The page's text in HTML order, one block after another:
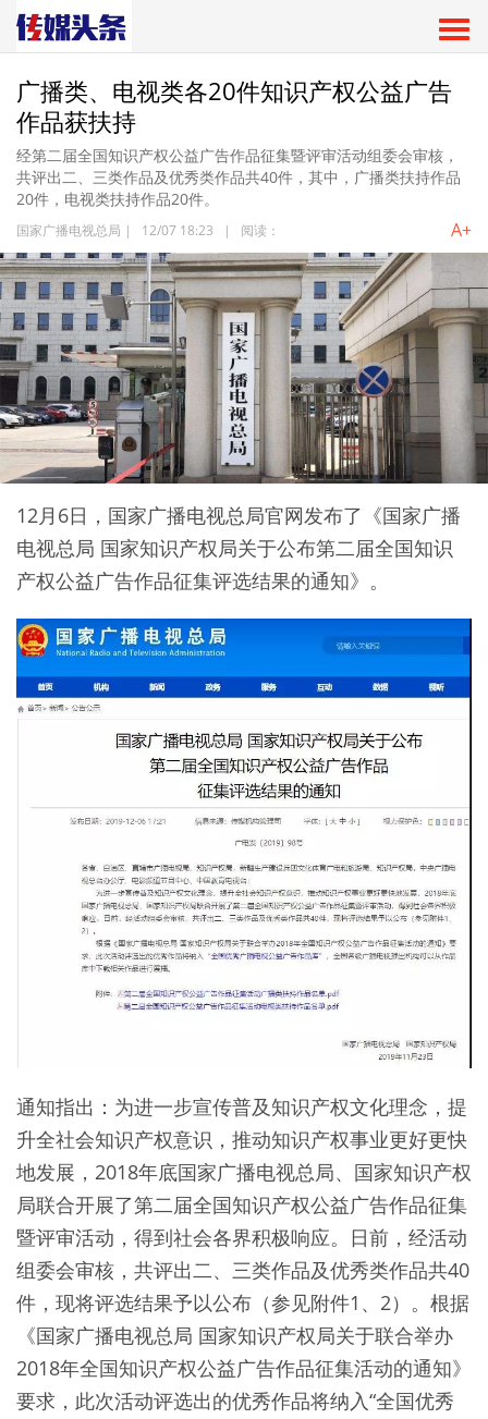
广播类、电视类各20件知识产权公益广告
作品获扶持
经第二届全国知识产权公益广告作品征集暨评审活动组委会审核，
共评出二、三类作品及优秀类作品共40件，其中，广播类扶持作品
20件，电视类扶持作品20件。
国家广播电视总局 | 12/07 18:23 | 阅读： A+
12月6日，国家广播电视总局官网发布了《国家广播
电视总局 国家知识产权局关于公布第二届全国知识
产权公益广告作品征集评选结果的通知》。
通知指出：为进一步宣传普及知识产权文化理念，提
升全社会知识产权意识，推动知识产权事业更好更快
地发展，2018年底国家广播电视总局、国家知识产权
局联合开展了第二届全国知识产权公益广告作品征集
暨评审活动，得到社会各界积极响应。日前，经活动
组委会审核，共评出二、三类作品及优秀类作品共40
件，现将评选结果予以公布（参见附件1、2）。根据
《国家广播电视总局 国家知识产权局关于联合举办
2018年全国知识产权公益广告作品征集活动的通知》
要求，此次活动评选出的优秀作品将纳入“全国优秀